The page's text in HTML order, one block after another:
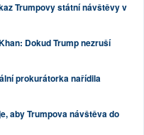
Trumpovy státní návštěvy v
Dokud Trump nezruší
prokurátorka nařídila
aby Trumpova návštěva do